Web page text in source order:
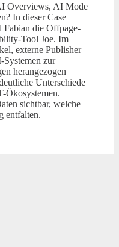
Overviews, AI Mode
In dieser Case
Fabian die Offpage-
Tool Joe. Im
externe Publisher
zur
herangezogen
Unterschiede
Ökosystemen.
sichtbar, welche
entfalten.